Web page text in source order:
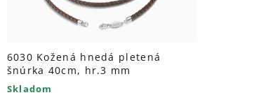
6030 Kožená hnedá pletená
šnúrka 40cm, hr.3 mm
Skladom